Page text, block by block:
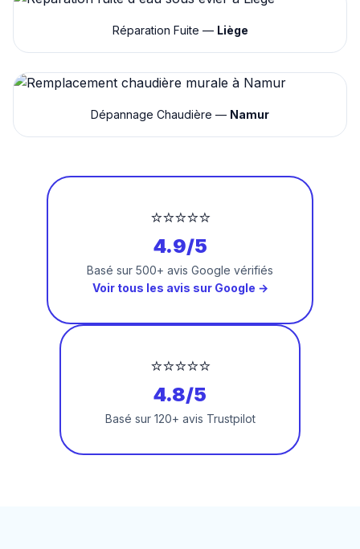
Réparation Fuite — Liège
Dépannage Chaudière — Namur
⭐⭐⭐⭐⭐
4.9/5
Basé sur 500+ avis Google vérifiés
Voir tous les avis sur Google →
⭐⭐⭐⭐⭐
4.8/5
Basé sur 120+ avis Trustpilot